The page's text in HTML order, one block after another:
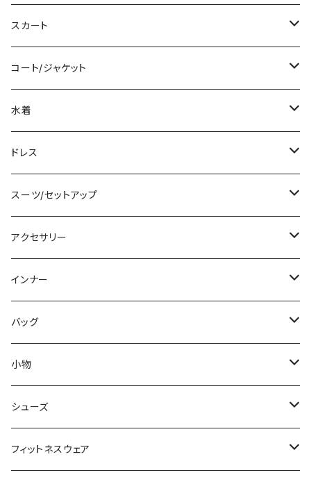
ロング/マキシ
袖付き
ノースリーブ
その他
チュニック
タンクトップ/キャミソール
シャツ/ブラウス
ベアトップ/チューブトップ
カーディガン/ボレロ
ニット/セーター
パーカー
スウェット/トレーナー
その他
ショート丈
クロップド丈
ロング丈
デニム
レギンス
その他
オールインワン
スカート
ミニ/ショート
ミディアム/ミモレ
ロング
その他
コート/ジャケット
コート
ジャケット
その他
水着
タンキニ
バンドゥビキニ
ワンピース
ラッシュガード
その他
ドレス
ミニ/ショート
ミディアム/ミモレ
ロング/マキシ
袖付き
ノースリーブ
パンツドレス
ナイトドレス
スーツ/セットアップ
パンツスーツ
スカートスーツ
その他
アクセサリー
ネックレス
ブレスレット
ピアス
コサージュ
リング
インナー
ブラ/ブラトップ/ベアトップ
ショーツ
タンクトップ/キャミソール
半袖/5分
バッグ
サブバッグ
クラッチバッグ
トートバッグ
小物
マフラー/スカーフ/ストール
財布
シューズ
スニーカー
フィットネスウェア